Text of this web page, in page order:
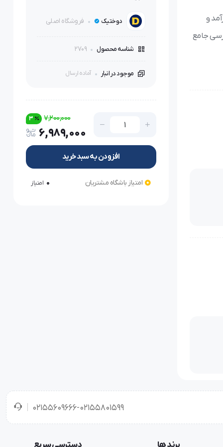
و
جامع
مزیت
دوختیک فروشگاه اصلی
شناسه محصول 2709
موجود در انبار آماده ارسال
7,200,000
3
6,989,000
افزودن به سبد خرید
امتیاز باشگاه مشتریان 0 امتیاز
02155609666-02155801599
برند ها دسترسی سریع